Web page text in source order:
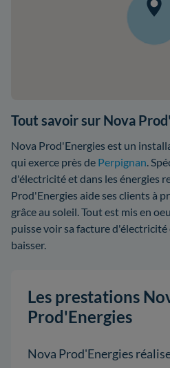
Tout savoir sur Nova
Nova Prod'Energies est un
qui exerce près de Perpignan.
d'électricité et dans les énergies
Prod'Energies aide ses clients à
grâce au soleil. Tout est mis en
puisse voir sa facture d'électricité
baisser.
Les prestations
Prod'Energies
Nova Prod'Energies